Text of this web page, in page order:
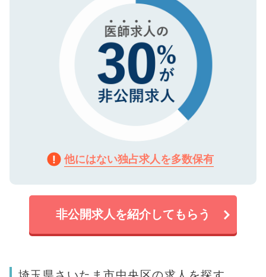
他にはない独占求人を多数保有
非公開求人を紹介してもらう